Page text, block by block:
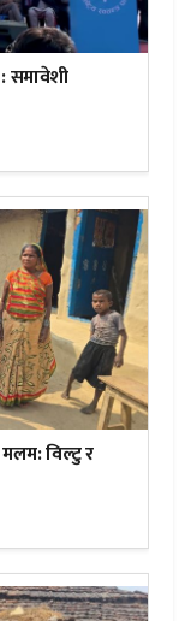
समावेशी
विल्टु र